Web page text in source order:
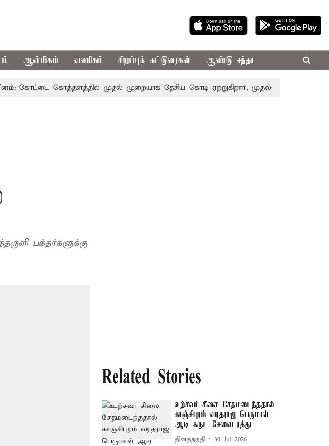
ஆன்மிகம் வணிகம் சிறப்புக் கட்டுரைகள் ஆண்டு சந்தா
கோட்டை கொத்தளத்தில் முதல் முறையாக தேசிய கொடி ஏற்றுகிறார், முதல்-அமைச்சர் விஜய்!
பக்தர்களுக்கு
Related Stories
உற்சவர் சிலை சேதமடைந்ததால்
காஞ்சிபுரம் வரதராஜ பெருமாள்
ஆடி கருட சேவை ரத்து
தினத்தந்தி 30 Jul 2026